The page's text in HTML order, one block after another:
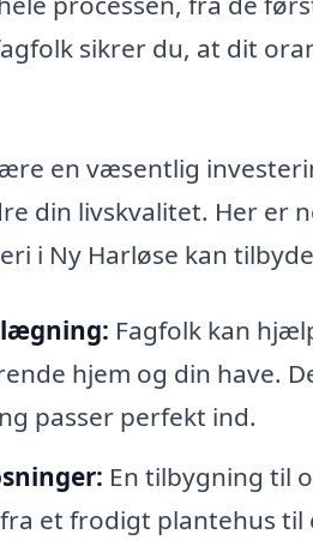
sikrer du, at dit
en væsentlig
din livskvalitet. Her er
i Ny Harløse kan
Fagfolk kan
hjem og din have.
passer perfekt ind.
En tilbygning til
et frodigt plantehus